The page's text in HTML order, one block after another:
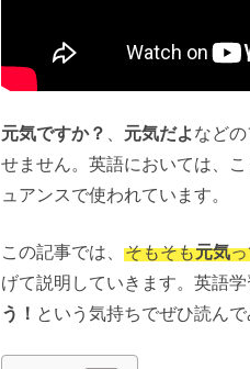
元気ですか？ 、 元気だよなど
せません。英語においては、
ュアンスで使われています。
この記事では、 そもそも元気
げて説明していきます。英語
う！ という気持ちでぜひ読んで